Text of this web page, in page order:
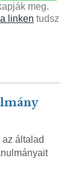
meg.
linken tudsz
általad